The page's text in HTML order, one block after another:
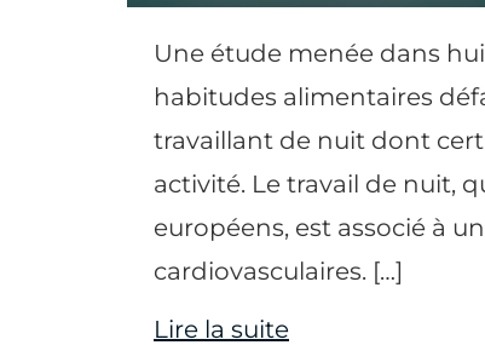
Une étude menée dans
habitudes alimentaires
travaillant de nuit dont
activité. Le travail de nuit,
européens, est associé à
cardiovasculaires. […]
Lire la suite